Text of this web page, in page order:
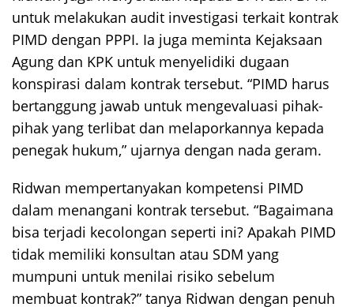
untuk melakukan audit investigasi terkait kontrak
PIMD dengan PPPI. Ia juga meminta Kejaksaan
Agung dan KPK untuk menyelidiki dugaan
konspirasi dalam kontrak tersebut. “PIMD harus
bertanggung jawab untuk mengevaluasi pihak-
pihak yang terlibat dan melaporkannya kepada
penegak hukum,” ujarnya dengan nada geram.
Ridwan mempertanyakan kompetensi PIMD
dalam menangani kontrak tersebut. “Bagaimana
bisa terjadi kecolongan seperti ini? Apakah PIMD
tidak memiliki konsultan atau SDM yang
mumpuni untuk menilai risiko sebelum
membuat kontrak?” tanya Ridwan dengan penuh